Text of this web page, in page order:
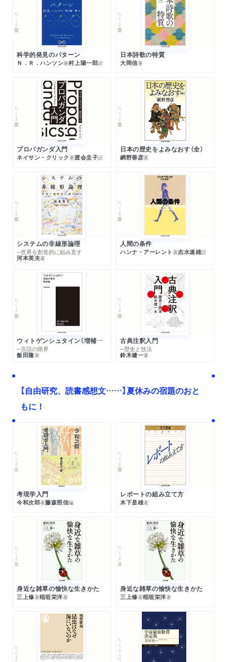
ちくま学芸文庫
科学的発見のパターン
Ｎ．Ｒ．ハンソン著村上陽一郎訳
ちくま学芸文庫
日本詩歌の特質
大岡信著
ちくま学芸文庫
プロパガンダ入門
ネイサン・クリック著渡会圭子訳
ちくま学芸文庫
日本の歴史をよみなおす（全）
網野善彦著
ちくま学芸文庫
システムの非線形論理
─世界を創造的に組み直す
河本英夫著
ちくま学芸文庫
人間の条件
ハンナ・アーレント 著志水速雄訳
ちくま学芸文庫
ウィトゲンシュタイン〔増補新版〕
─言語の限界
飯田隆著
ちくま学芸文庫
古典注釈入門
─歴史と技法
鈴木健一著
【自由研究、読書感想文……】夏休みの宿題のおと
もに！
ちくま文庫
考現学入門
今和次郎著藤森照信編
ちくま学芸文庫
レポートの組み立て方
木下是雄著
ちくま文庫
身近な雑草の愉快な生きかた
三上修著稲垣栄洋著
ちくま文庫
身近な雑草の愉快な生きかた
三上修著稲垣栄洋著
ちくま新書 ちくまプリマー新書